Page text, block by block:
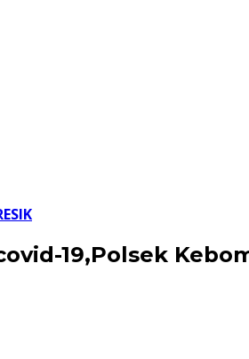
19,Polsek